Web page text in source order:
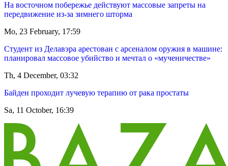
На восточном побережье действуют массовые запреты на
передвижение из-за зимнего шторма
Mo, 23 February, 17:59
Студент из Делавэра арестован с арсеналом оружия в машине:
планировал массовое убийство и мечтал о «мученичестве»
Th, 4 December, 03:32
Байден проходит лучевую терапию от рака простаты
Sa, 11 October, 16:39